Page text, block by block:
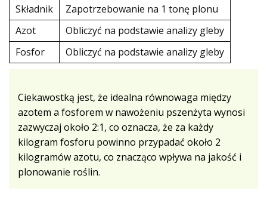
Składnik
Zapotrzebowanie na 1 tonę plonu
Azot
Obliczyć na podstawie analizy gleby
Fosfor
Obliczyć na podstawie analizy gleby
Ciekawostką jest, że idealna równowaga między
azotem a fosforem w nawożeniu pszenżyta wynosi
zazwyczaj około 2:1, co oznacza, że za każdy
kilogram fosforu powinno przypadać około 2
kilogramów azotu, co znacząco wpływa na jakość i
plonowanie roślin.